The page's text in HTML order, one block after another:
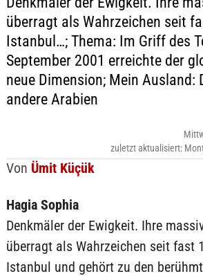
überragt als Wahrzeichen seit
Istanbul…; Thema: Im Griff des
September 2001 erreichte der
neue Dimension; Mein Ausland:
andere Arabien
Von Ümit Küçük
zuletzt aktualisiert:
Hagia Sophia
Denkmäler der Ewigkeit. Ihre
überragt als Wahrzeichen seit fast
Istanbul und gehört zu den